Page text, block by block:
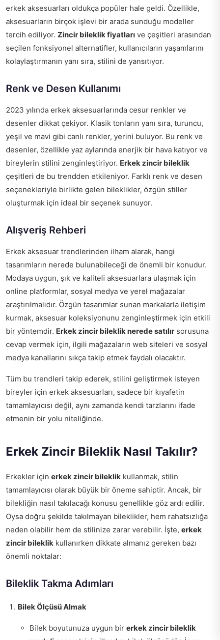
erkek aksesuarları oldukça popüler hale geldi. Özellikle,
aksesuarların birçok işlevi bir arada sunduğu modeller
tercih ediliyor. Zincir bileklik fiyatları ve çeşitleri arasından
seçilen fonksiyonel alternatifler, kullanıcıların yaşamlarını
kolaylaştırmanın yanı sıra, stilini de yansıtıyor.
Renk ve Desen Kullanımı
2023 yılında erkek aksesuarlarında cesur renkler ve
desenler dikkat çekiyor. Klasik tonların yanı sıra, turuncu,
yeşil ve mavi gibi canlı renkler, yerini buluyor. Bu renk ve
desenler, özellikle yaz aylarında enerjik bir hava katıyor ve
bireylerin stilini zenginleştiriyor. Erkek zincir bileklik
çeşitleri de bu trendden etkileniyor. Farklı renk ve desen
seçenekleriyle birlikte gelen bileklikler, özgün stiller
oluşturmak için ideal bir seçenek sunuyor.
Alışveriş Rehberi
Erkek aksesuar trendlerinden ilham alarak, hangi
tasarımların nerede bulunabileceği de önemli bir konudur.
Modaya uygun, şık ve kaliteli aksesuarlara ulaşmak için
online platformlar, sosyal medya ve yerel mağazalar
araştırılmalıdır. Özgün tasarımlar sunan markalarla iletişim
kurmak, aksesuar koleksiyonunu zenginleştirmek için etkili
bir yöntemdir. Erkek zincir bileklik nerede satılır sorusuna
cevap vermek için, ilgili mağazaların web siteleri ve sosyal
medya kanallarını sıkça takip etmek faydalı olacaktır.
Tüm bu trendleri takip ederek, stilini geliştirmek isteyen
bireyler için erkek aksesuarları, sadece bir kıyafetin
tamamlayıcısı değil, aynı zamanda kendi tarzlarını ifade
etmenin bir yolu niteliğinde.
Erkek Zincir Bileklik Nasıl Takılır?
Erkekler için erkek zincir bileklik kullanmak, stilin
tamamlayıcısı olarak büyük bir öneme sahiptir. Ancak, bir
bilekliğin nasıl takılacağı konusu genellikle göz ardı edilir.
Oysa doğru şekilde takılmayan bileklikler, hem rahatsızlığa
neden olabilir hem de stilinize zarar verebilir. İşte, erkek
zincir bileklik kullanırken dikkate almanız gereken bazı
önemli noktalar:
Bileklik Takma Adımları
Bilek Ölçüsü Almak
Bilek boyutunuza uygun bir erkek zincir bileklik